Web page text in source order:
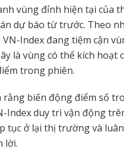
vùng đỉnh hiện tại của
dự báo từ trước. Theo
VN-Index đang tiệm cận
là vùng có thể kích
trong phiên.
rằng biến động điểm số
Index duy trì vận động
tục ở lại thị trường và
lời.